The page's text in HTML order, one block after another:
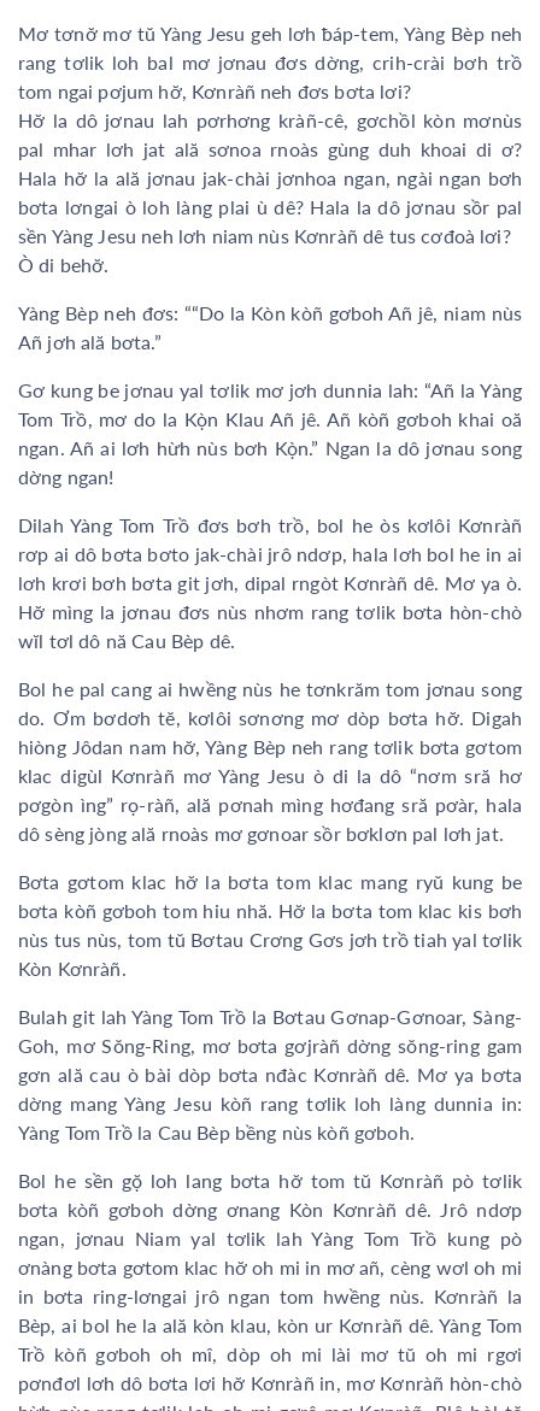
Mơ tơnơ̆ mơ tŭ Yàng Jesu geh lơh ƀáp-tem, Yàng Bèp neh
rang tơlik loh bal mơ jơnau đơs dờng, crih-crài bơh trồ
tom ngai pơjum hơ̆, Kơnràñ neh đơs bơta lơi?
Hơ̆ la dô jơnau lah pơrhơng kràñ-cê, gơchồl kòn mơnùs
pal mhar lơh jat ală sơnoa rnoàs gùng duh khoai di ơ?
Hala hơ̆ la ală jơnau jak-chài jơnhoa ngan, ngài ngan bơh
bơta lơngai ò loh làng plai ù dê? Hala la dô jơnau sồr pal
sền Yàng Jesu neh lơh niam nùs Kơnràñ dê tus cơđoà lơi?
Ò di behơ̆.
Yàng Bèp neh đơs: ““Do la Kòn kòñ gơboh Añ jê, niam nùs
Añ jơh ală bơta.”
Gơ kung be jơnau yal tơlik mơ jơh dunnia lah: “Añ la Yàng
Tom Trồ, mơ do la Kọ̀n Klau Añ jê. Añ kòñ gơboh khai oă
ngan. Añ ai lơh hừh nùs bơh Kọ̀n.” Ngan la dô jơnau song
dờng ngan!
Dilah Yàng Tom Trồ đơs bơh trồ, bol he òs kơlôi Kơnràñ
rơp ai dô bơta bơto jak-chài jrô ndơp, hala lơh bol he in ai
lơh krơi bơh bơta git jơh, dipal rngòt Kơnràñ dê. Mơ ya ò.
Hơ̆ mìng la jơnau đơs nùs nhơm rang tơlik bơta hòn-chò
wĭl tơl dô nă Cau Bèp dê.
Bol he pal cang ai hwềng nùs he tơnkrăm tom jơnau song
do. Ơm bơdơh tĕ, kơlôi sơnơng mơ dòp bơta hơ̆. Digah
hiòng Jôdan nam hơ̆, Yàng Bèp neh rang tơlik bơta gơtom
klac digùl Kơnràñ mơ Yàng Jesu ò di la dô “nơm sră hơ
pơgòn ìng” rọ-ràñ, ală pơnah mìng hơđang sră pơàr, hala
dô sèng jòng ală rnoàs mơ gơnoar sồr bơklơn pal lơh jat.
Bơta gơtom klac hơ̆ la bơta tom klac mang ryŭ kung be
bơta kòñ gơboh tom hiu nhă. Hơ̆ la bơta tom klac kis bơh
nùs tus nùs, tom tŭ Bơtau Crơng Gơs jơh trồ tiah yal tơlik
Kòn Kơnràñ.
Bulah git lah Yàng Tom Trồ la Bơtau Gơnap-Gơnoar, Sàng-
Goh, mơ Sŏng-Ring, mơ bơta gơjràñ dờng sŏng-ring gam
gơn ală cau ò bài dòp bơta nđàc Kơnràñ dê. Mơ ya bơta
dờng mang Yàng Jesu kòñ rang tơlik loh làng dunnia in:
Yàng Tom Trồ la Cau Bèp bềng nùs kòñ gơboh.
Bol he sền gọ̆ loh lang bơta hơ̆ tom tŭ Kơnràñ pò tơlik
bơta kòñ gơboh dờng ơnang Kòn Kơnràñ dê. Jrô ndơp
ngan, jơnau Niam yal tơlik lah Yàng Tom Trồ kung pò
ơnàng bơta gơtom klac hơ̆ oh mi in mơ añ, cèng wơl oh mi
in bơta ring-lơngai jrô ngan tom hwềng nùs. Kơnràñ la
Bèp, ai bol he la ală kòn klau, kòn ur Kơnràñ dê. Yàng Tom
Trồ kòñ gơboh oh mî, dòp oh mi lài mơ tŭ oh mi rgơi
pơnđơl lơh dô bơta lơi hơ̆ Kơnràñ in, mơ Kơnràñ hòn-chò